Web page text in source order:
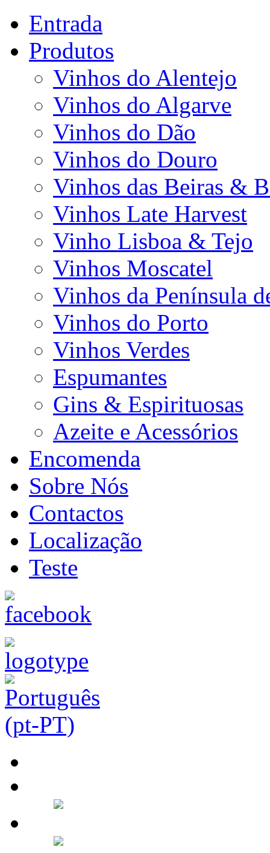
Entrada
Produtos
Vinhos do Alentejo
Vinhos do Algarve
Vinhos do Dão
Vinhos do Douro
Vinhos das Beiras &
Vinhos Late Harvest
Vinho Lisboa & Tejo
Vinhos Moscatel
Vinhos da Península
Vinhos do Porto
Vinhos Verdes
Espumantes
Gins & Espirituosas
Azeite e Acessórios
Encomenda
Sobre Nós
Contactos
Localização
Teste